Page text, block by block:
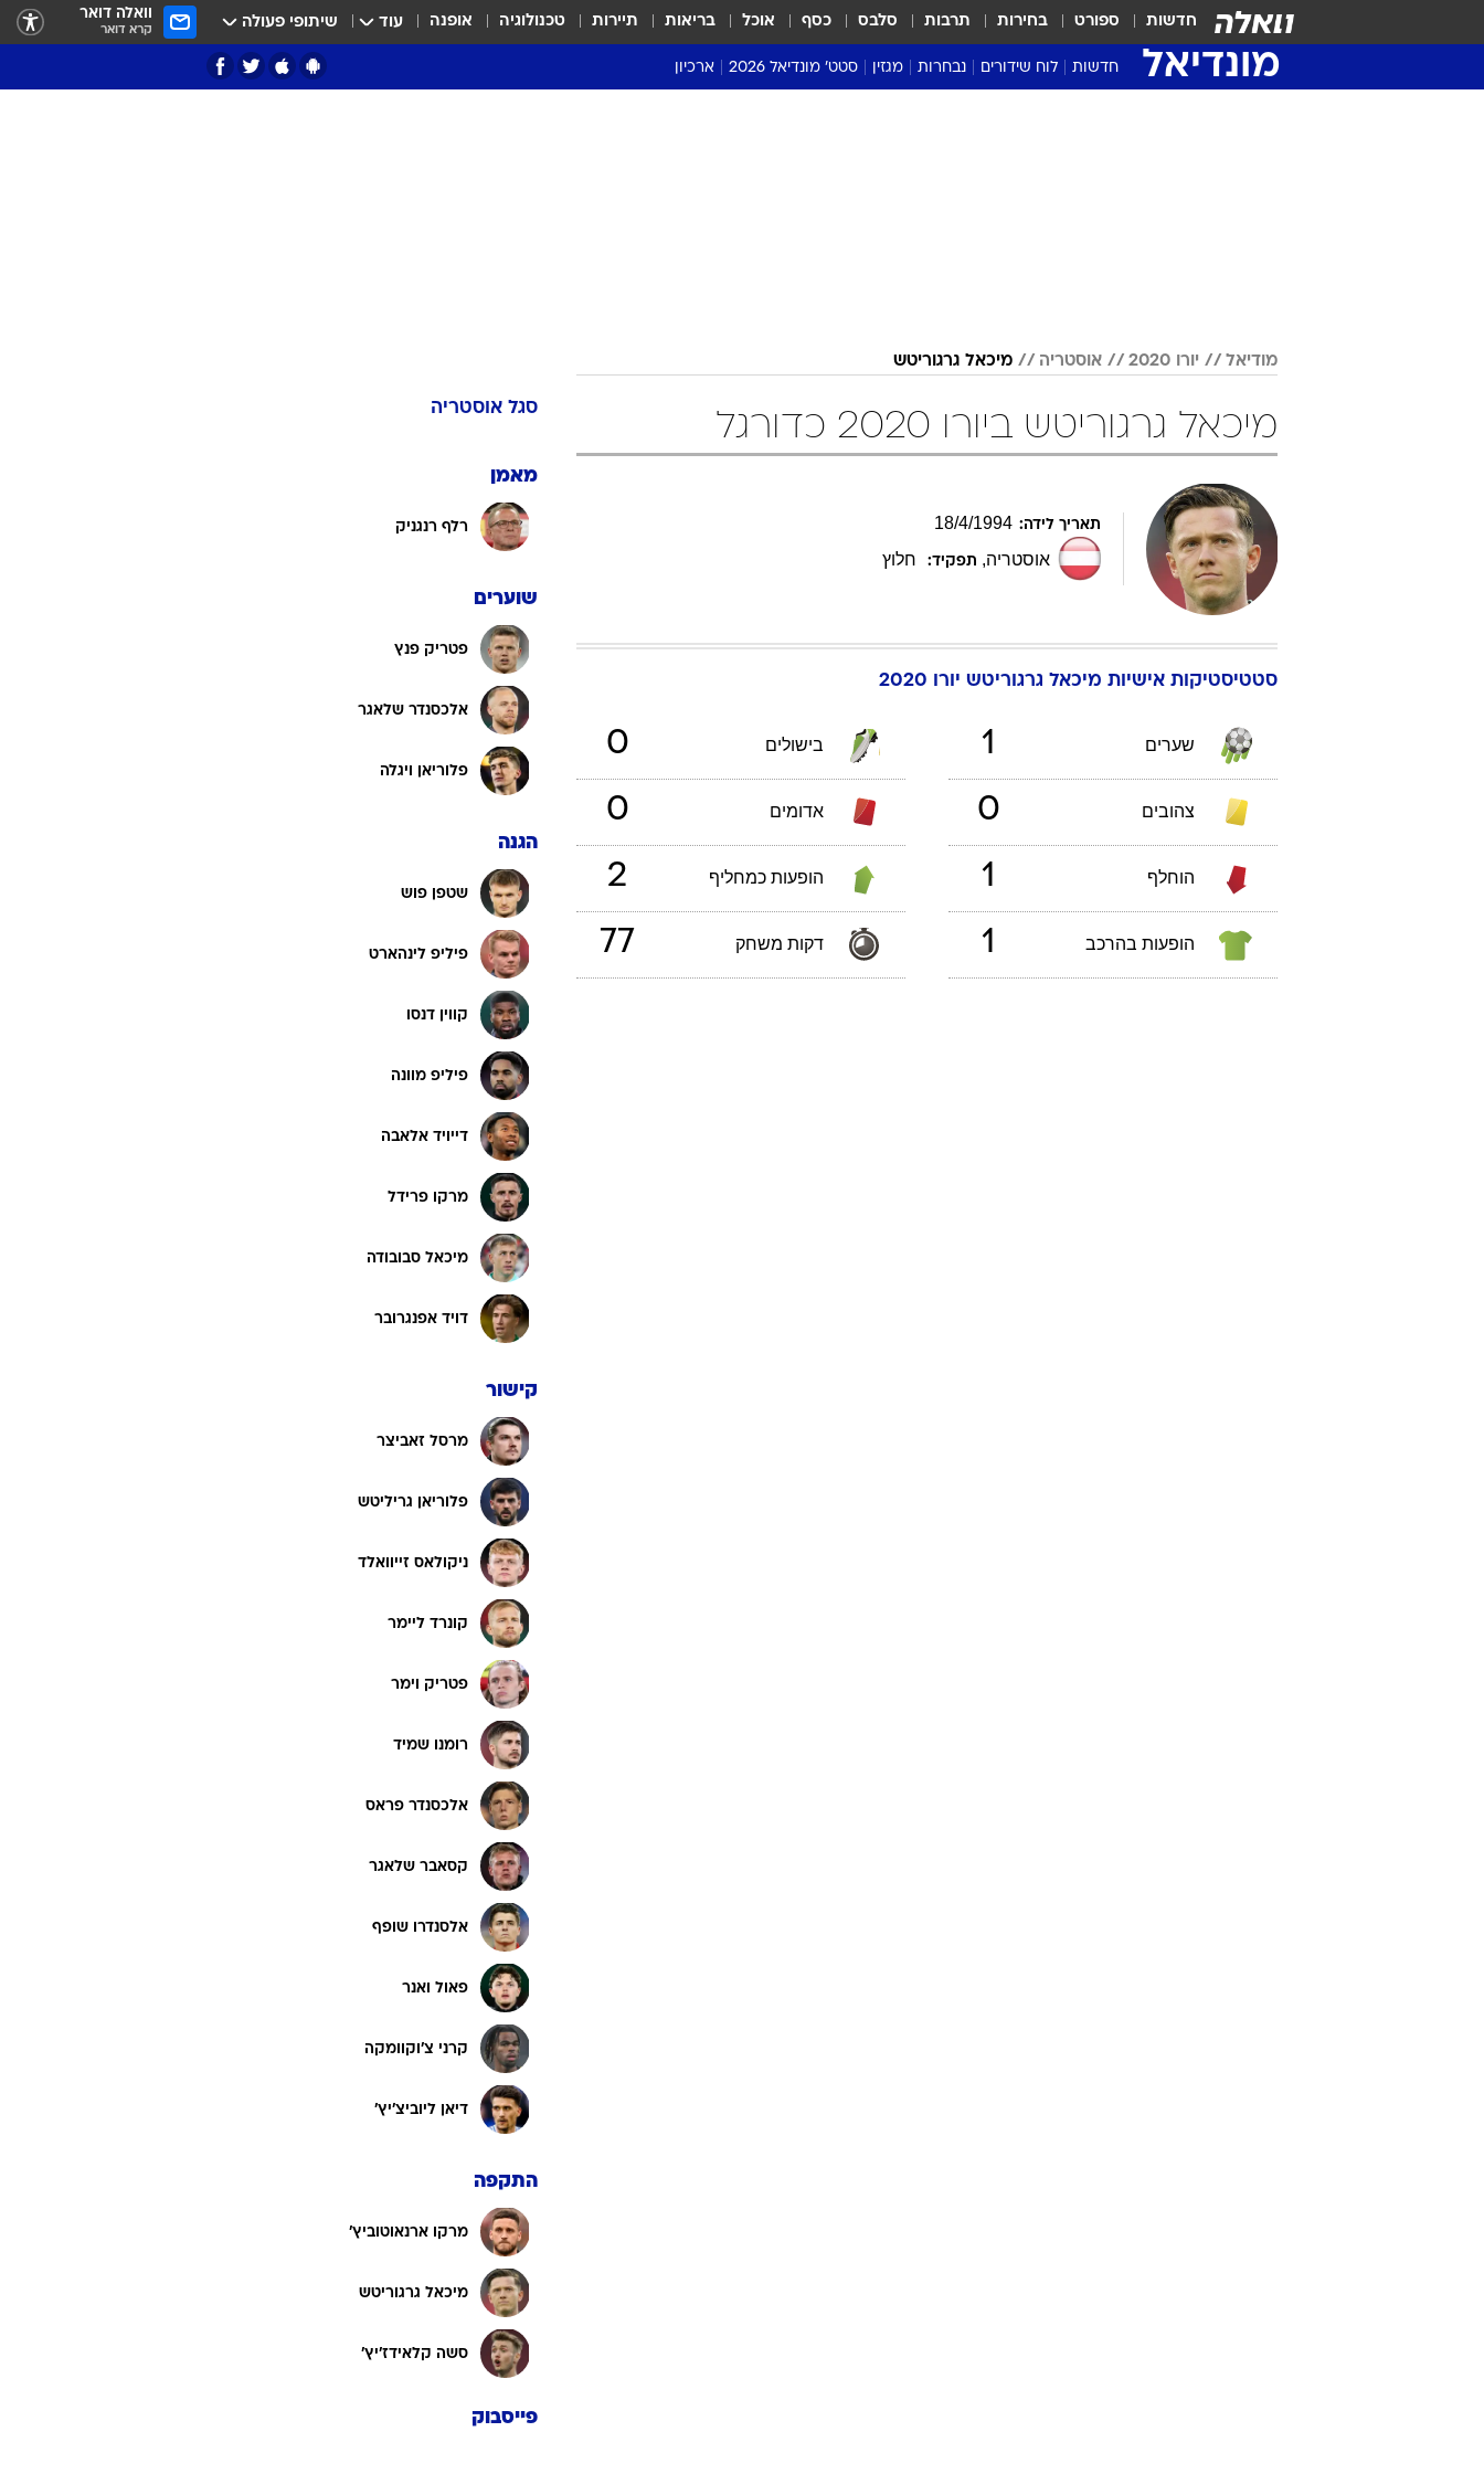
חדשות ספורט בחירות תרבות סלבס כסף אוכל בריאות תיירות טכנולוגיה אופנה עוד שיתופי פעולה וואלה דואר
קרא דואר
מונדיאל חדשות לוח שידורים נבחרות מגזין סטט' מונדיאל 2026 ארכיון
מודיאל יורו 2020 אוסטריה מיכאל גרגוריטש
מיכאל גרגוריטש ביורו 2020 כדורגל
תאריך לידה: 18/4/1994
אוסטריה, תפקיד: חלוץ
סטטיסטיקות אישיות מיכאל גרגוריטש יורו 2020
שערים 1 בישולים 0
צהובים 0 אדומים 0
הוחלף 1 הופעות כמחליף 2
הופעות בהרכב 1 דקות משחק 77
סגל אוסטריה
מאמן
רלף רנגניק
שוערים
פטריק פנץ
אלכסנדר שלאגר
פלוריאן ויגלה
הגנה
שטפן פוש
פיליפ לינהארט
קווין דנסו
פיליפ מוונה
דייויד אלאבה
מרקו פרידל
מיכאל סבובודה
דויד אפנגרובר
קישור
מרסל זאביצר
פלוריאן גריליטש
ניקולאס זייוואלד
קונרד ליימר
פטריק וימר
רומנו שמיד
אלכסנדר פראס
קסאבר שלאגר
אלסנדרו שופף
פאול ואנר
קרני צ'וקוומקה
דיאן ליוביצ'יץ'
התקפה
מרקו ארנאוטוביץ'
מיכאל גרגוריטש
סשה קלאידז'יץ'
פייסבוק